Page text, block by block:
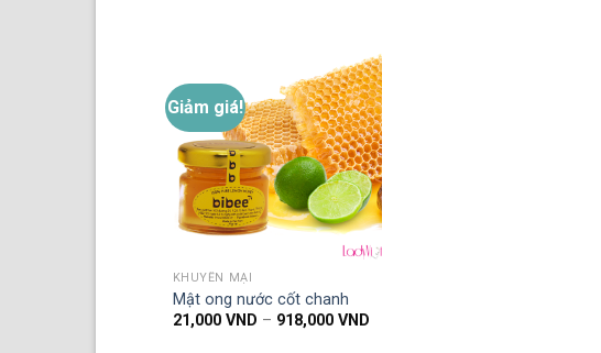
Giảm giá!
Thêm
vào
danh
sách
yêu
thích
KHUYẾN MẠI
Mật ong nước cốt chanh
21,000 VND – 918,000 VNDKhoảng